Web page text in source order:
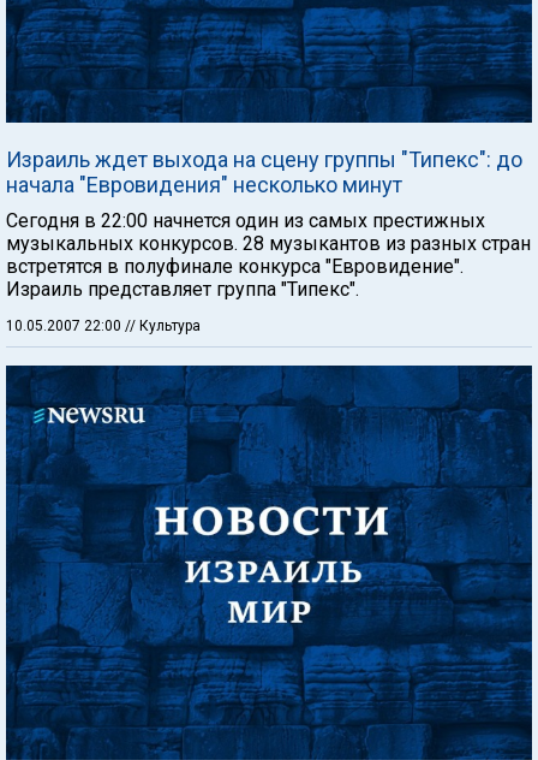
Израиль ждет выхода на сцену группы "Типекс": до
начала "Евровидения" несколько минут
Сегодня в 22:00 начнется один из самых престижных
музыкальных конкурсов. 28 музыкантов из разных стран
встретятся в полуфинале конкурса "Евровидение".
Израиль представляет группа "Типекс".
10.05.2007 22:00 // Культура